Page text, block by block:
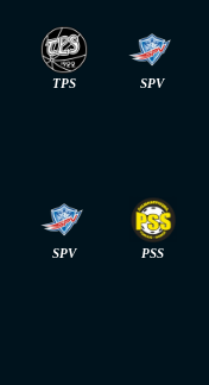
TPS SPV
SPV PSS